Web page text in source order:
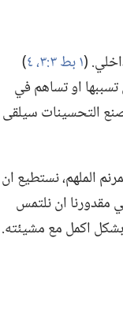
(‏١ بط ٣:‏٣،‏ ٤
‏)‏
او تساهم في
التحسينات سيلقى
الملهم،‏ نستطيع ان
مقدورنا ان نلتمس
بشكل اكمل مع مشيئته.‏